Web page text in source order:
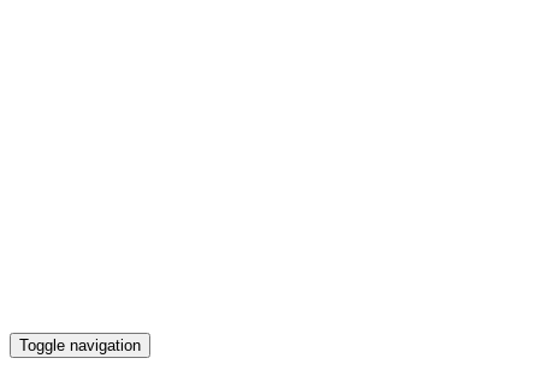
Toggle navigation